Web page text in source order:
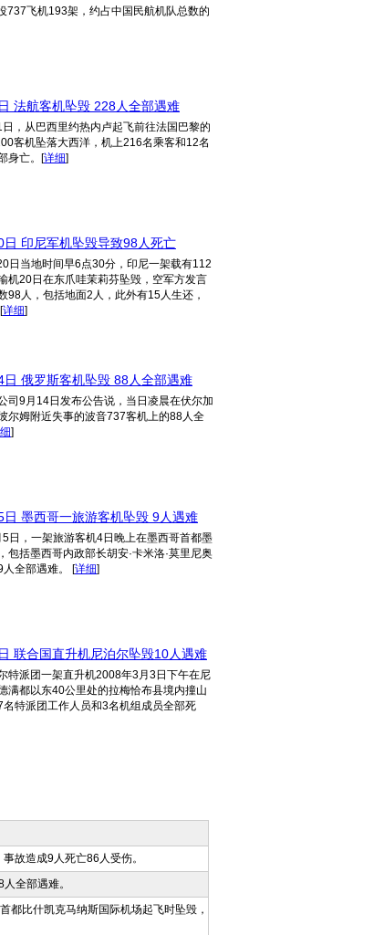
737飞机193架，约占中国民航机队总数的
法航客机坠毁 228人全部遇难
，从巴西里约热内卢起飞前往法国巴黎的
客机坠落大西洋，机上216名乘客和12名
身亡。 [详细]
日 印尼军机坠毁导致98人死亡
日当地时间早6点30分，印尼一架载有112
机20日在东爪哇茉莉芬坠毁，空军方发言
98人，包括地面2人，此外有15人生还，
[详细]
日 俄罗斯客机坠毁 88人全部遇难
司9月14日发布公告说，当日凌晨在伏尔加
尔姆附近失事的波音737客机上的88人全
]
日 墨西哥一旅游客机坠毁 9人遇难
日，一架旅游客机4日晚上在墨西哥首都墨
包括墨西哥内政部长胡安·卡米洛·莫里尼奥
全部遇难。 [详细]
联合国直升机尼泊尔坠毁10人遇难
特派团一架直升机2008年3月3日下午在尼
满都以东40公里处的拉梅恰布县境内撞山
名特派团工作人员和3名机组成员全部死
故造成9人死亡86人受伤。
全部遇难。
比什凯克马纳斯国际机场起飞时坠毁，